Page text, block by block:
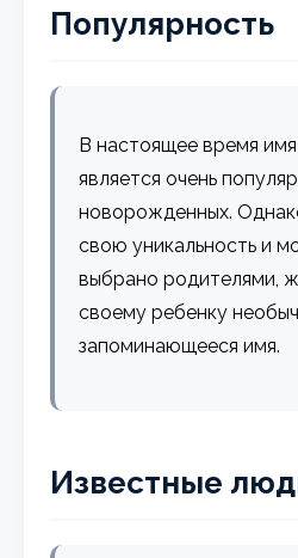
Популярность
В настоящее время
является очень
новорожденных.
свою уникальность и
выбрано родителями,
своему ребенку
запоминающееся имя.
Известные